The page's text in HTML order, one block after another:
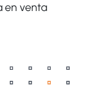
en venta